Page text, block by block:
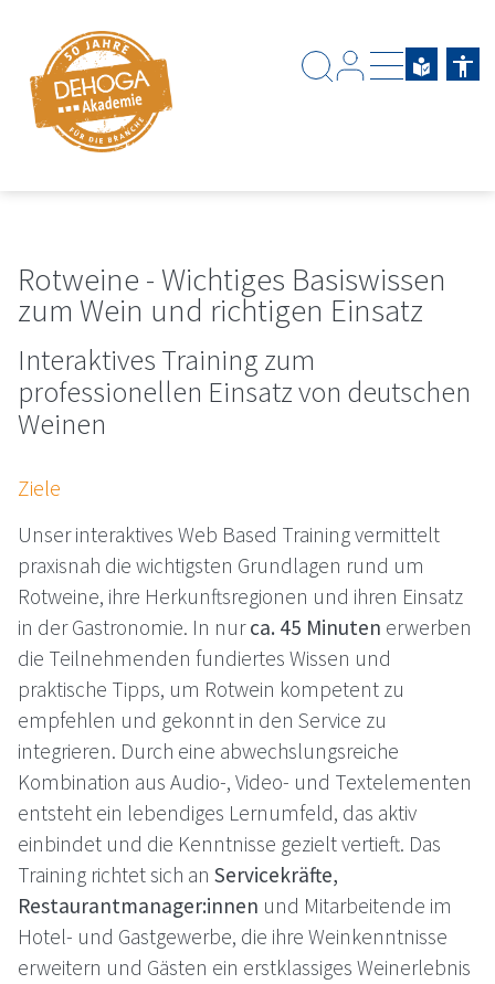
Rotweine - Wichtiges Basiswissen
zum Wein und richtigen Einsatz
Interaktives Training zum
professionellen Einsatz von deutschen
Weinen
Ziele
Unser interaktives Web Based Training vermittelt
praxisnah die wichtigsten Grundlagen rund um
Rotweine, ihre Herkunftsregionen und ihren Einsatz
in der Gastronomie. In nurca. 45 Minuten erwerben
die Teilnehmenden fundiertes Wissen und
praktische Tipps, um Rotwein kompetent zu
empfehlen und gekonnt in den Service zu
integrieren. Durch eine abwechslungsreiche
Kombination aus Audio-, Video- und Textelementen
entsteht ein lebendiges Lernumfeld, das aktiv
einbindet und die Kenntnisse gezielt vertieft. Das
Training richtet sich an Servicekräfte,
Restaurantmanager:innen und Mitarbeitende im
Hotel- und Gastgewerbe, die ihre Weinkenntnisse
erweitern und Gästen ein erstklassiges Weinerlebnis